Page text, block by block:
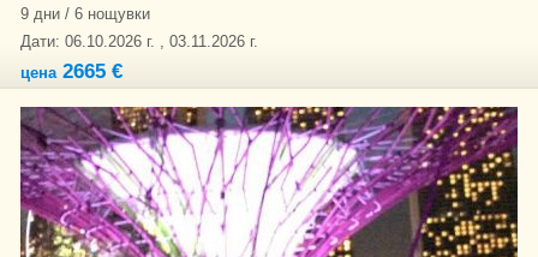
9 дни / 6 нощувки
Дати: 06.10.2026 г. , 03.11.2026 г.
цена2665 €